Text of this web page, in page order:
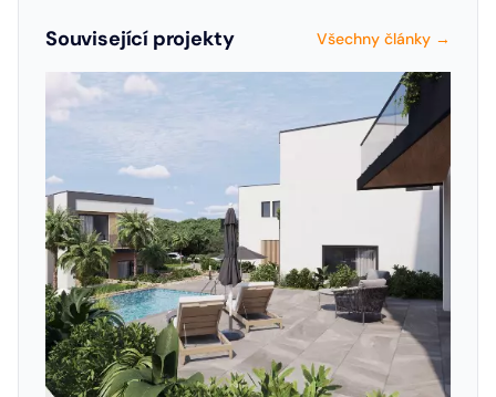
Související projekty Všechny články →